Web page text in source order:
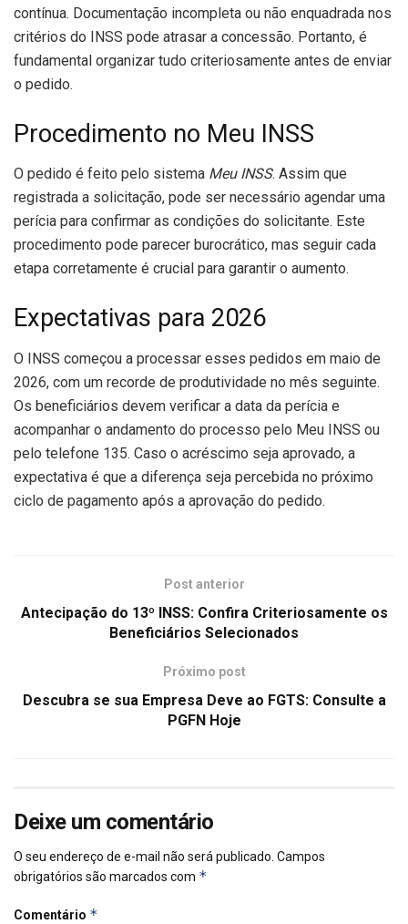
contínua. Documentação incompleta ou não enquadrada nos
critérios do INSS pode atrasar a concessão. Portanto, é
fundamental organizar tudo criteriosamente antes de enviar
o pedido.
Procedimento no Meu INSS
O pedido é feito pelo sistema Meu INSS. Assim que
registrada a solicitação, pode ser necessário agendar uma
perícia para confirmar as condições do solicitante. Este
procedimento pode parecer burocrático, mas seguir cada
etapa corretamente é crucial para garantir o aumento.
Expectativas para 2026
O INSS começou a processar esses pedidos em maio de
2026, com um recorde de produtividade no mês seguinte.
Os beneficiários devem verificar a data da perícia e
acompanhar o andamento do processo pelo Meu INSS ou
pelo telefone 135. Caso o acréscimo seja aprovado, a
expectativa é que a diferença seja percebida no próximo
ciclo de pagamento após a aprovação do pedido.
Post anterior
Antecipação do 13º INSS: Confira Criteriosamente os
Beneficiários Selecionados
Próximo post
Descubra se sua Empresa Deve ao FGTS: Consulte a
PGFN Hoje
Deixe um comentário
O seu endereço de e-mail não será publicado. Campos
obrigatórios são marcados com *
Comentário *